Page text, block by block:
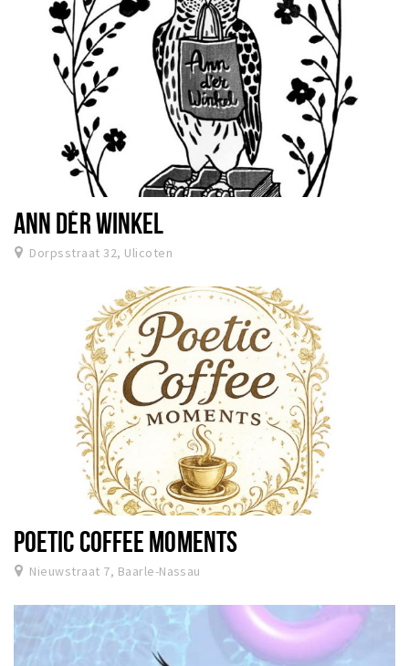
ANN DÉR WINKEL
Dorpsstraat 32, Ulicoten
POETIC COFFEE MOMENTS
Nieuwstraat 7, Baarle-Nassau